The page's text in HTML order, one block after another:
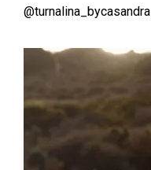
@turnalina_bycasandra